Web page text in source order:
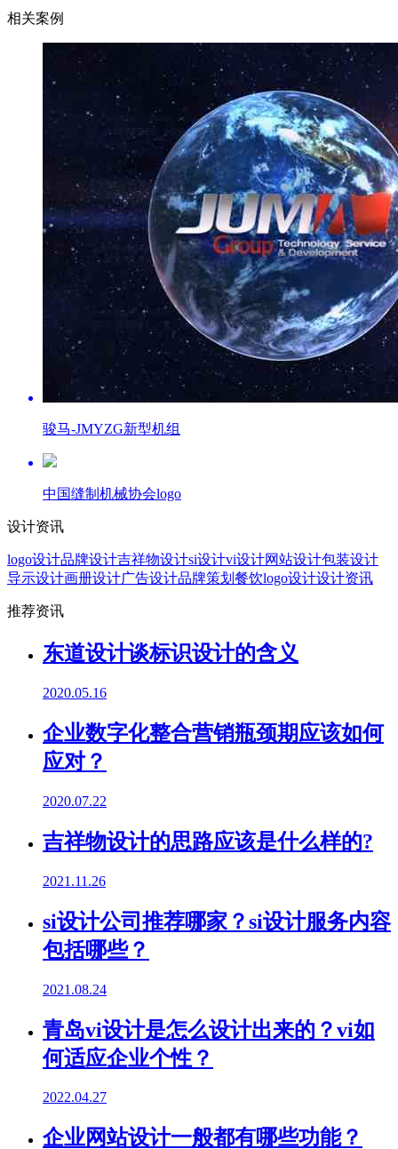
相关案例
骏马-JMYZG新型机组
中国缝制机械协会logo
设计资讯
logo设计品牌设计吉祥物设计si设计vi设计网站设计包装设计
导示设计画册设计广告设计品牌策划 餐饮logo设计设计资讯
推荐资讯
东道设计谈标识设计的含义
2020.05.16
企业数字化整合营销瓶颈期应该如何
应对？
2020.07.22
吉祥物设计的思路应该是什么样的?
2021.11.26
si设计公司推荐哪家？si设计服务内容
包括哪些？
2021.08.24
青岛vi设计是怎么设计出来的？vi如
何适应企业个性？
2022.04.27
企业网站设计一般都有哪些功能？